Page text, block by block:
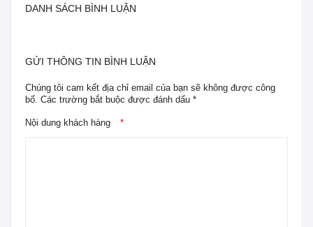
DANH SÁCH BÌNH LUẬN
GỬI THÔNG TIN BÌNH LUẬN
Chúng tôi cam kết địa chỉ email của bạn sẽ không được công
bố. Các trường bắt buộc được đánh dấu *
Nội dung khách hàng *